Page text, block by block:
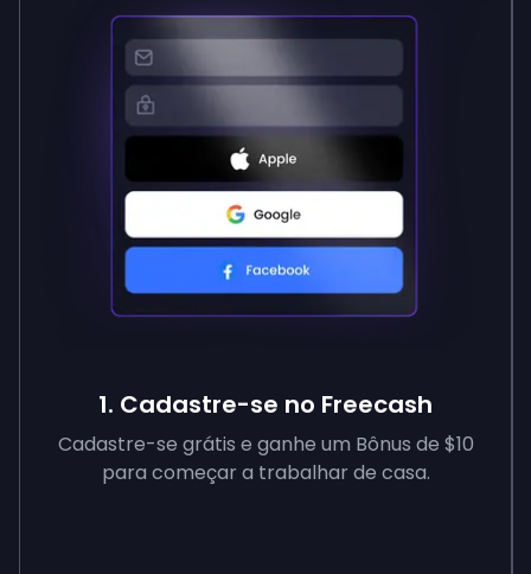
1. Cadastre-se no Freecash
Cadastre-se grátis e ganhe um Bônus de $10
para começar a trabalhar de casa.